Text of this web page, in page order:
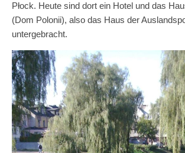
Płock. Heute sind dort ein Hotel und das
(Dom Polonii), also das Haus der
untergebracht.